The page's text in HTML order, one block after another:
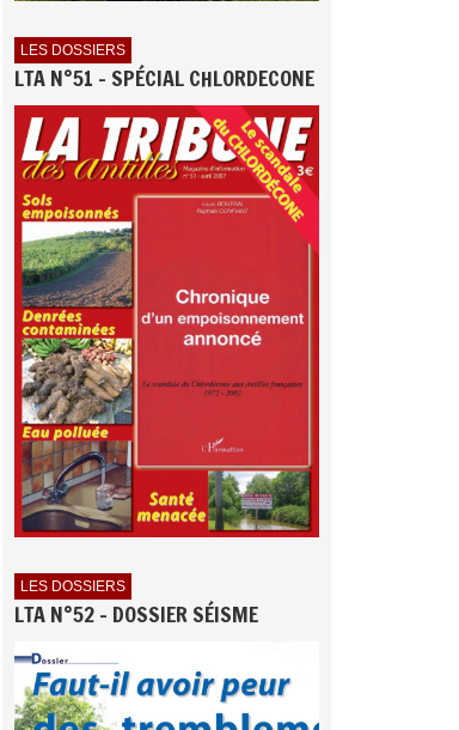
LES DOSSIERS
LTA N°51 - SPÉCIAL CHLORDECONE
LES DOSSIERS
LTA N°52 - DOSSIER SÉISME